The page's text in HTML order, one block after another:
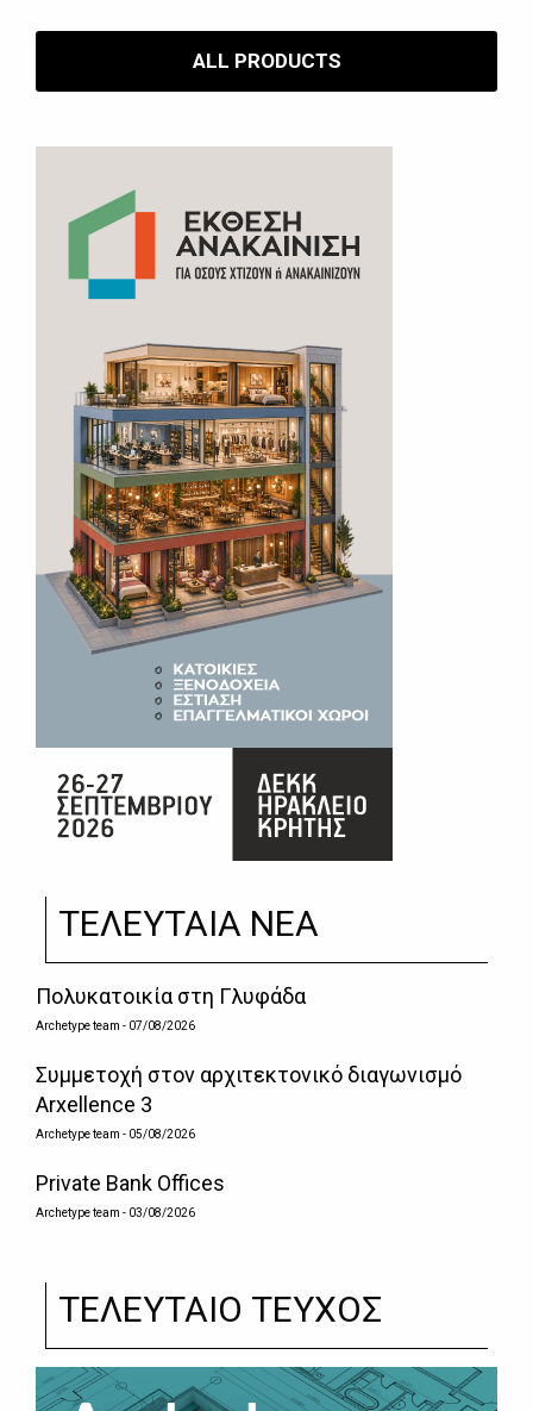
ALL PRODUCTS
ΤΕΛΕΥΤΑΙΑ ΝΕΑ
Πολυκατοικία στη Γλυφάδα
Archetype team - 07/08/2026
Συμμετοχή στον αρχιτεκτονικό διαγωνισμό
Arxellence 3
Archetype team - 05/08/2026
Private Bank Offices
Archetype team - 03/08/2026
ΤΕΛΕΥΤΑΙΟ ΤΕΥΧΟΣ